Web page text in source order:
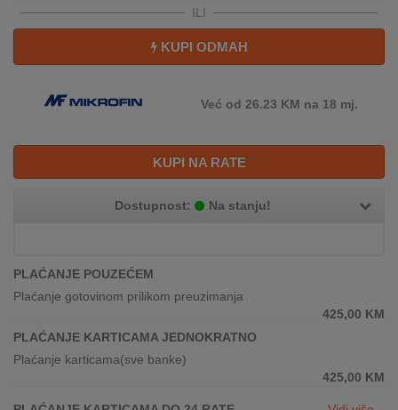
IZ
OZNAKE
ENERGETSKE
UČINKOVITOSTI
DIGITALIS
ILI
KUPI ODMAH
Već od 26.23 KM na 18 mj.
KUPI NA RATE
Dostupnost: Na stanju!
PLAĆANJE POUZEĆEM
Plaćanje gotovinom prilikom preuzimanja
425,00 KM
PLAĆANJE KARTICAMA JEDNOKRATNO
Plaćanje karticama(sve banke)
425,00 KM